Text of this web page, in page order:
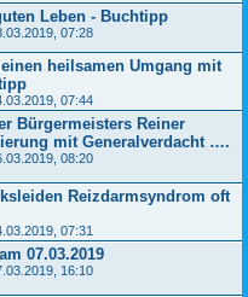
Leben - Buchtipp
07:28
heilsamen Umgang mit
07:44
Bürgermeisters Reiner
mit Generalverdacht ….
08:20
Reizdarmsyndrom oft
07:31
07.03.2019
16:10